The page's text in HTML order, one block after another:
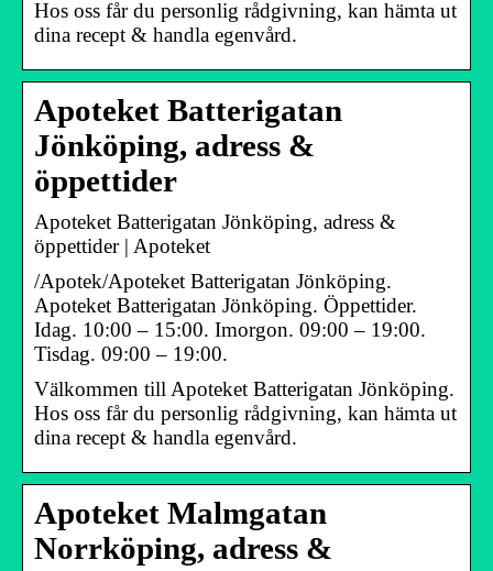
Hos oss får du personlig rådgivning, kan hämta ut
dina recept & handla egenvård.
Apoteket Batterigatan
Jönköping, adress &
öppettider
Apoteket Batterigatan Jönköping, adress &
öppettider | Apoteket
/Apotek/Apoteket Batterigatan Jönköping.
Apoteket Batterigatan Jönköping. Öppettider.
Idag. 10:00 – 15:00. Imorgon. 09:00 – 19:00.
Tisdag. 09:00 – 19:00.
Välkommen till Apoteket Batterigatan Jönköping.
Hos oss får du personlig rådgivning, kan hämta ut
dina recept & handla egenvård.
Apoteket Malmgatan
Norrköping, adress &